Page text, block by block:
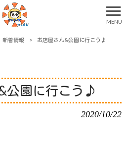
MENU
新着情報 > お店屋さん&公園に行こう♪
公園に行こう♪
2020/10/22